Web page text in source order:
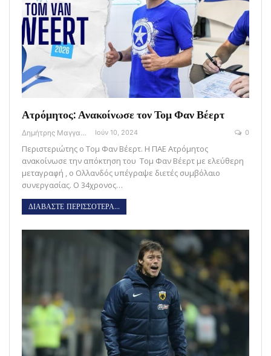
Ατρόμητος: Ανακοίνωσε τον Τομ Φαν Βέερτ
Δημήτρης Μαγγανάρης Ιούν 10, 2024 0
Περιστεριώτης ο Τομ Φαν Βέερτ. Η ΠΑΕ Ατρόμητος
ανακοίνωσε την απόκτηση του Τομ Φαν Βέερτ με ελεύθερη
μεταγραφή , ο Ολλανδός υπέγραψε διετές συμβόλαιο
συνεργασίας. Ο 34χρονος…
ΔΙΑΒΑΣΤΕ ΠΕΡΙΣΣΟΤΕΡΑ...